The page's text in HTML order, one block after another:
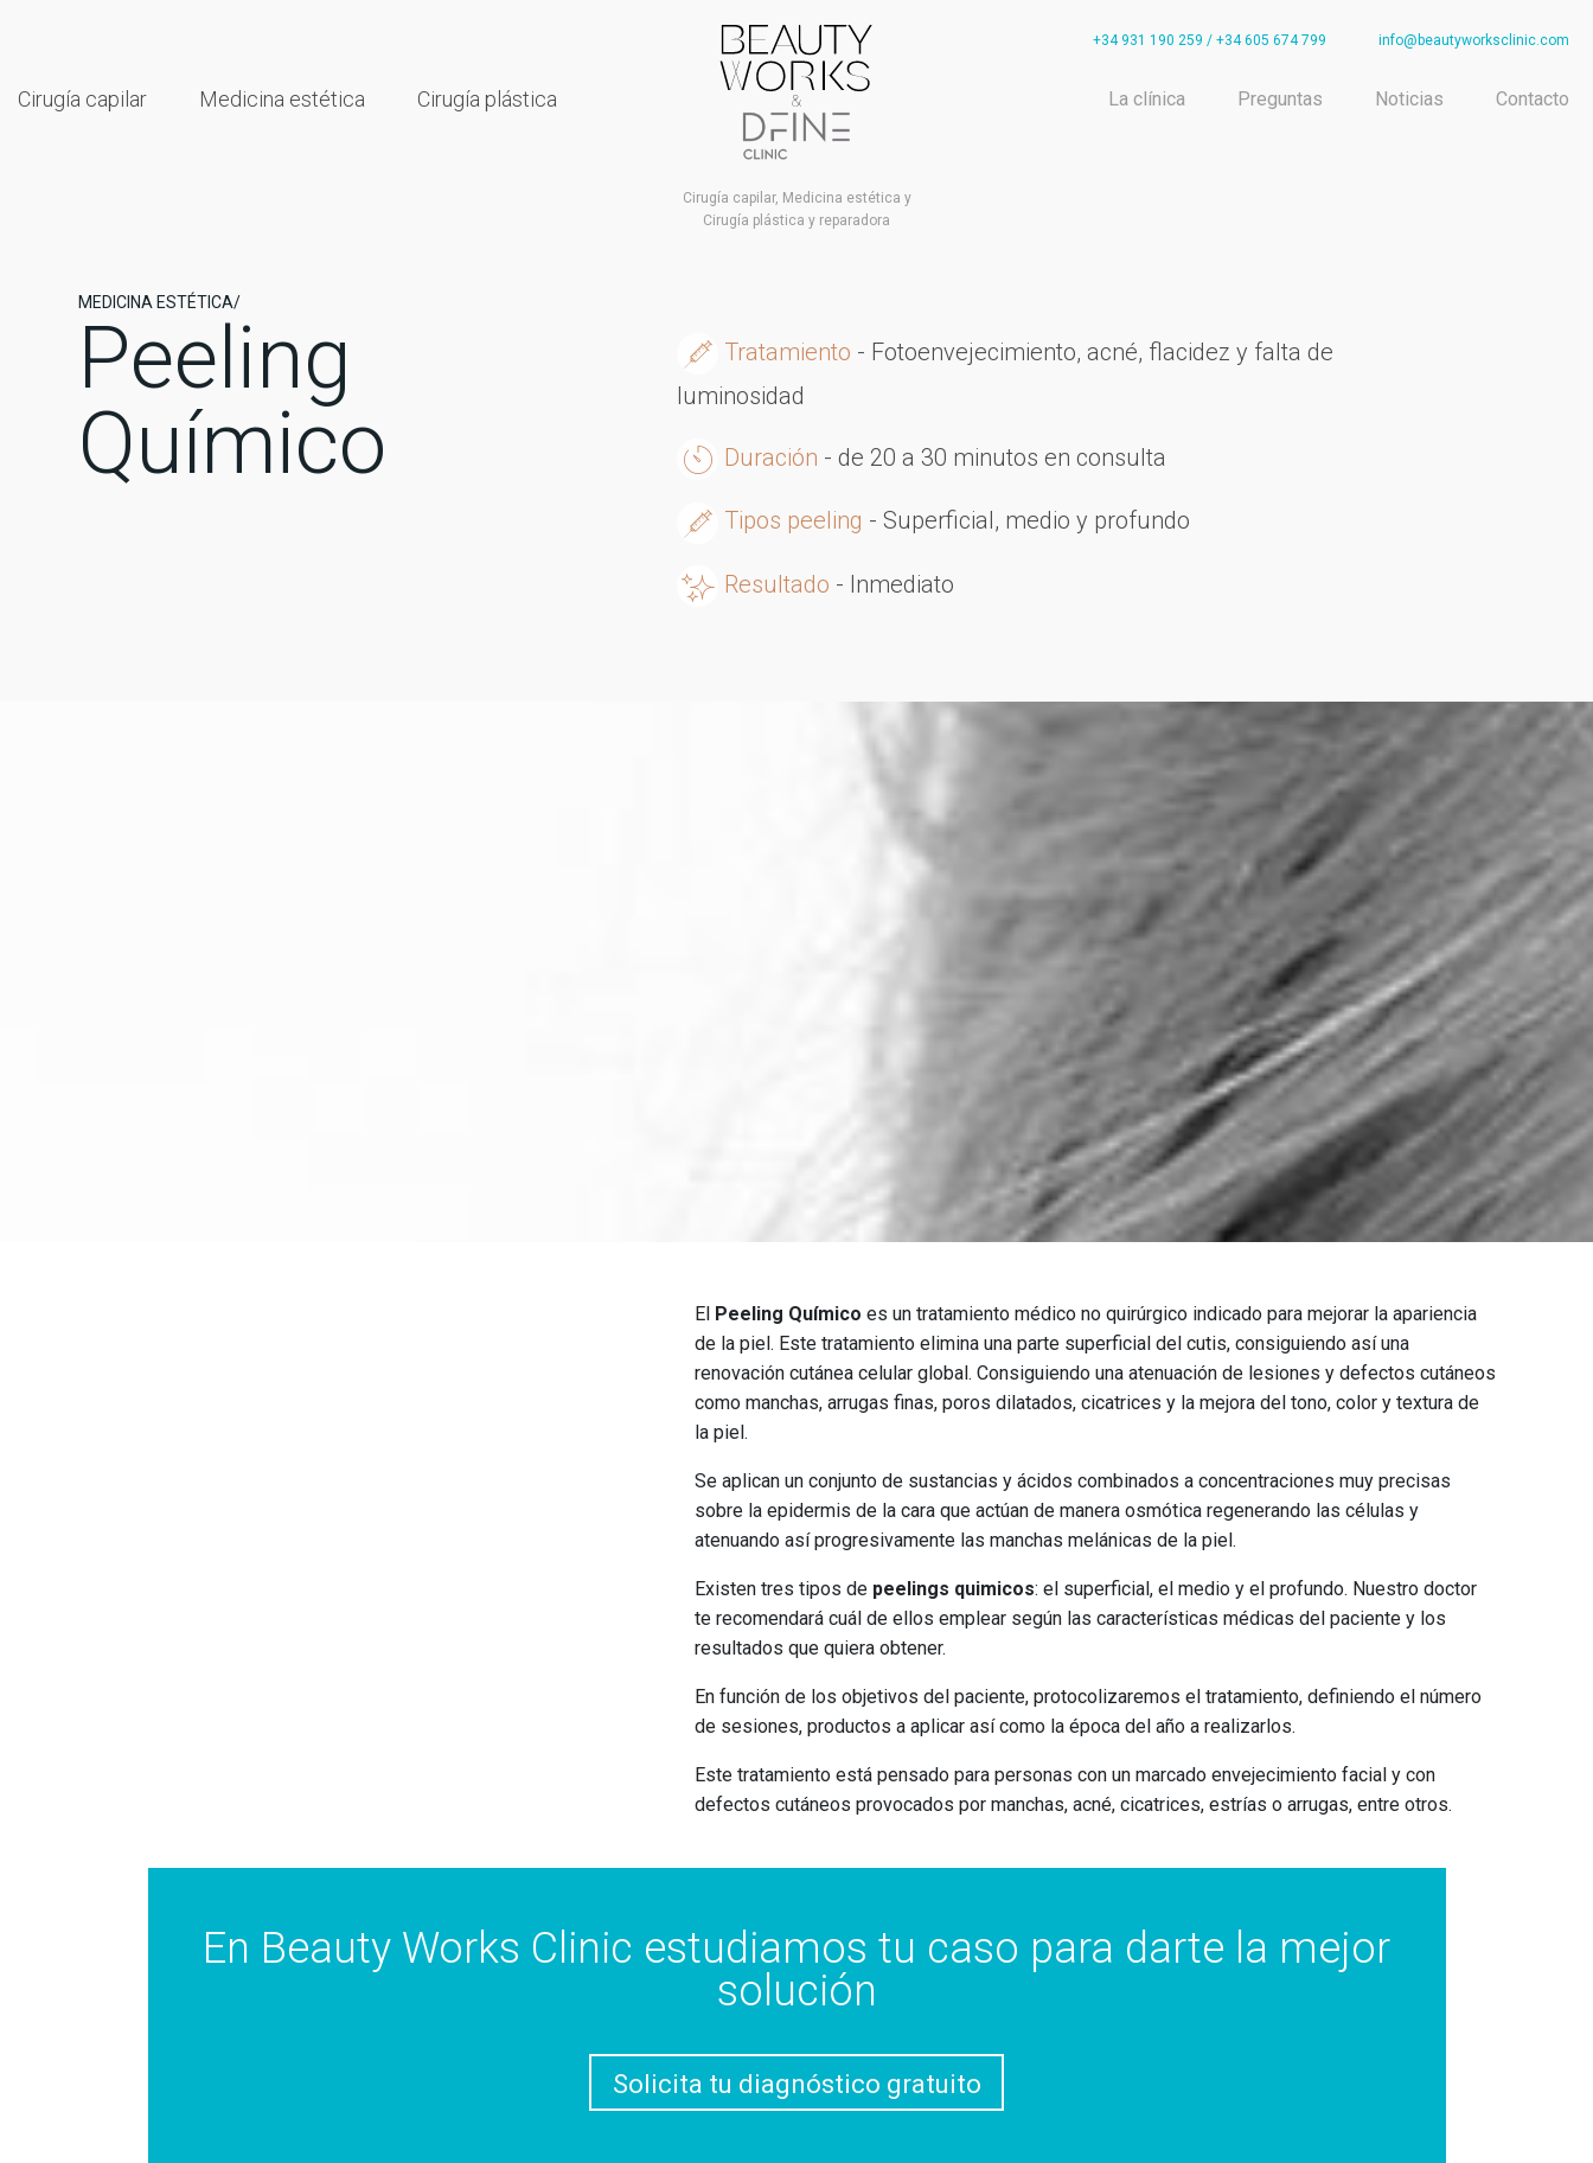
Cirugía capilar Medicina estética Cirugía plástica
Cirugía capilar, Medicina estética y
Cirugía plástica y reparadora
+34 931 190 259 / +34 605 674 799 info@beautyworksclinic.com
La clínica Preguntas Noticias Contacto
MEDICINA ESTÉTICA/
Peeling
Químico
Tratamiento - Fotoenvejecimiento, acné, flacidez y falta de
luminosidad
Duración - de 20 a 30 minutos en consulta
Tipos peeling - Superficial, medio y profundo
Resultado - Inmediato
El Peeling Químico es un tratamiento médico no quirúrgico indicado para mejorar la apariencia
de la piel. Este tratamiento elimina una parte superficial del cutis, consiguiendo así una
renovación cutánea celular global. Consiguiendo una atenuación de lesiones y defectos cutáneos
como manchas, arrugas finas, poros dilatados, cicatrices y la mejora del tono, color y textura de
la piel.
Se aplican un conjunto de sustancias y ácidos combinados a concentraciones muy precisas
sobre la epidermis de la cara que actúan de manera osmótica regenerando las células y
atenuando así progresivamente las manchas melánicas de la piel.
Existen tres tipos de peelings quimicos: el superficial, el medio y el profundo. Nuestro doctor
te recomendará cuál de ellos emplear según las características médicas del paciente y los
resultados que quiera obtener.
En función de los objetivos del paciente, protocolizaremos el tratamiento, definiendo el número
de sesiones, productos a aplicar así como la época del año a realizarlos.
Este tratamiento está pensado para personas con un marcado envejecimiento facial y con
defectos cutáneos provocados por manchas, acné, cicatrices, estrías o arrugas, entre otros.
En Beauty Works Clinic estudiamos tu caso para darte la mejor
solución
Solicita tu diagnóstico gratuito